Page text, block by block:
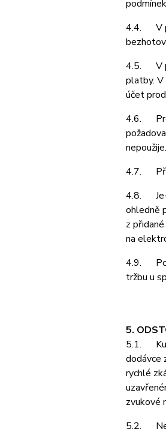
4.4. V
4.5. V
platby. V
účet
4.6.
nepoužije.
4.7.
4.8. Je-li
ohledně
z
na
4.9.
tržbu u
5.
5.1.
dodávce
rychlé
zvukové
5.2.